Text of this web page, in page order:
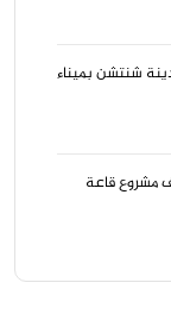
شنتشن بميناء
مشروع قاعة